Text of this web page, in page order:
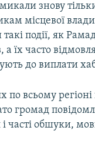
знову
місцевої
події, як
а їх часто
до виплати
по всьому
громад
часті обшуки,